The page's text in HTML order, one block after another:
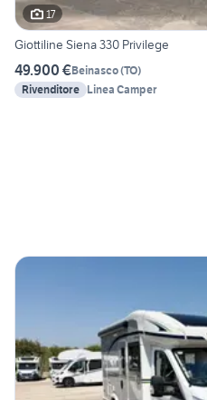
17
Giottiline Siena 330 Privilege
49.900 €Beinasco(TO)
Rivenditore Linea Camper